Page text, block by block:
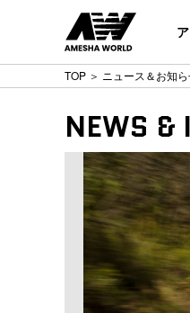
TOP ＞ ニュース＆お知
NEWS &